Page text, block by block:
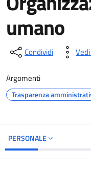
umano
Condividi
Argomenti
Trasparenza
PERSONALE